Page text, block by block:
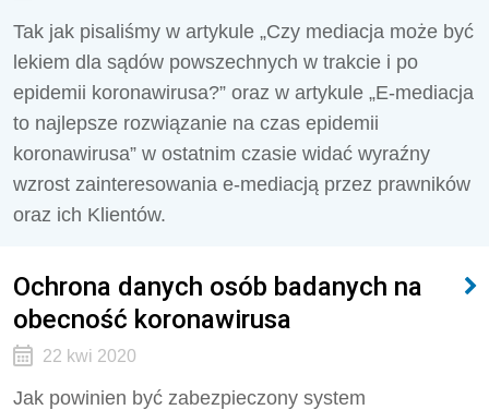
Tak jak pisaliśmy w artykule „Czy mediacja może być
lekiem dla sądów powszechnych w trakcie i po
epidemii koronawirusa?” oraz w artykule „E-mediacja
to najlepsze rozwiązanie na czas epidemii
koronawirusa” w ostatnim czasie widać wyraźny
wzrost zainteresowania e-mediacją przez prawników
oraz ich Klientów.
Ochrona danych osób badanych na
obecność koronawirusa
22 kwi 2020
Jak powinien być zabezpieczony system